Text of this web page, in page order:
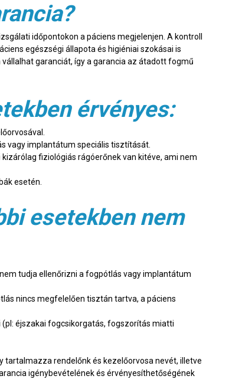
időpontokon a páciens megjelenjen. A kontroll
egészségi állapota és higiéniai szokásai is
garanciát, így a garancia az átadott fogmű
érvényes:
vagy implantátum speciális tisztítását.
fiziológiás rágóerőnek van kitéve, ami nem
esetén.
esetekben nem
tudja ellenőrizni a fogpótlás vagy implantátum
nincs megfelelően tisztán tartva, a páciens
éjszakai fogcsikorgatás, fogszorítás miatti
tartalmazza rendelőnk és kezelőorvosa nevét, illetve
igénybevételének és érvényesíthetőségének